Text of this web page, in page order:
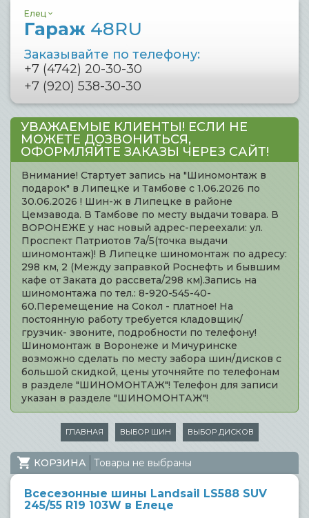
Елец
Гараж 48RU
Заказывайте по телефону:
+7 (4742) 20-30-30
+7 (920) 538-30-30
УВАЖАЕМЫЕ КЛИЕНТЫ! ЕСЛИ НЕ
МОЖЕТЕ ДОЗВОНИТЬСЯ,
ОФОРМЛЯЙТЕ ЗАКАЗЫ ЧЕРЕЗ САЙТ!
Внимание! Стартует запись на "Шиномонтаж в
подарок" в Липецке и Тамбове с 1.06.2026 по
30.06.2026 ! Шин-ж в Липецке в районе
Цемзавода. В Тамбове по месту выдачи товара. В
ВОРОНЕЖЕ у нас новый адрес-переехали: ул.
Проспект Патриотов 7а/5(точка выдачи
шиномонтаж)! В Липецке шиномонтаж по адресу:
298 км, 2 (Между заправкой Роснефть и бывшим
кафе от Заката до рассвета/298 км).Запись на
шиномонтажа по тел.: 8-920-545-40-
60.Перемещение на Сокол - платное! На
постоянную работу требуется кладовщик/
грузчик- звоните, подробности по телефону!
Шиномонтаж в Воронеже и Мичуринске
возможно сделать по месту забора шин/дисков с
большой скидкой, цены уточняйте по телефонам
в разделе "ШИНОМОНТАЖ"! Телефон для записи
указан в разделе "ШИНОМОНТАЖ"!
ГЛАВНАЯ ВЫБОР ШИН ВЫБОР ДИСКОВ
КОРЗИНА Товары не выбраны
Всесезонные шины Landsail LS588 SUV
245/55 R19 103W в Елеце